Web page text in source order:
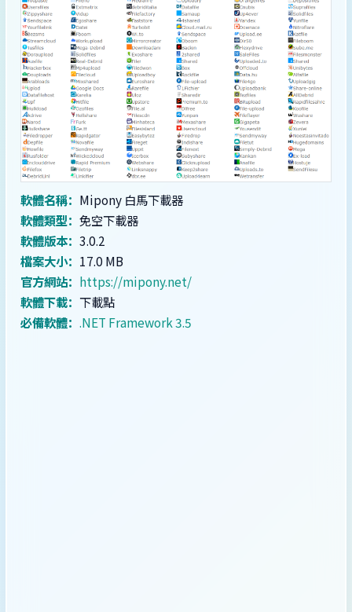
軟體名稱： Mipony 白馬下載器
軟體類型： 免空下載器
軟體版本： 3.0.2
檔案大小： 17.0 MB
官方網站： https://mipony.net/
軟體下載： 下載點
必備軟體： .NET Framework 3.5